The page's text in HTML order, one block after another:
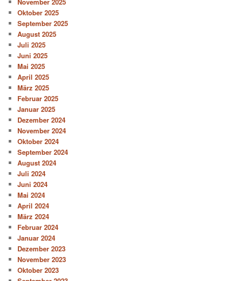
Oktober 2025
September 2025
August 2025
Juli 2025
Juni 2025
Mai 2025
April 2025
März 2025
Februar 2025
Januar 2025
Dezember 2024
November 2024
Oktober 2024
September 2024
August 2024
Juli 2024
Juni 2024
Mai 2024
April 2024
März 2024
Februar 2024
Januar 2024
Dezember 2023
November 2023
Oktober 2023